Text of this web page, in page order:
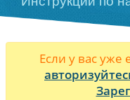
Если у вас уже